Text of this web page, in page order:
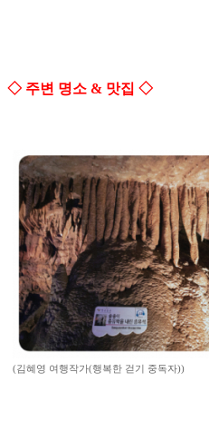
◇ 주변 명소 & 맛집 ◇
(김혜영 여행작가(행복한 걷기 중독자))